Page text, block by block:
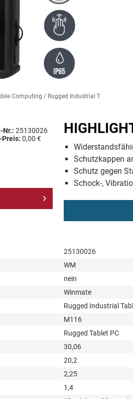
Computing / Rugged Industrial Tablets
Nr.: 25130026
Preis: 0,00 €
Schutzkappen
Schutz gegen
Schock-,
25130026
WM
nein
Winmate
Rugged Industrial
M116
Rugged Tablet PC
30,06
20,2
2,25
1,4